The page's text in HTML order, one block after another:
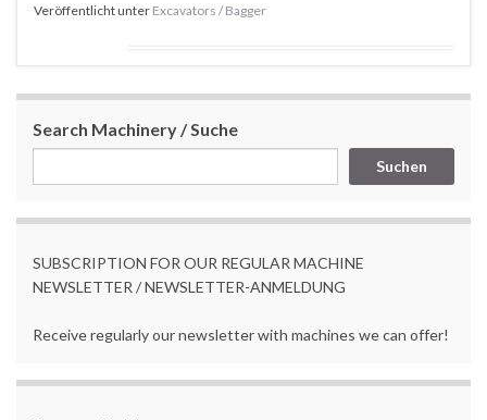
Veröffentlicht unter Excavators / Bagger
Search Machinery / Suche
Suchen
SUBSCRIPTION FOR OUR REGULAR MACHINE
NEWSLETTER / NEWSLETTER-ANMELDUNG
Receive regularly our newsletter with machines we can offer!